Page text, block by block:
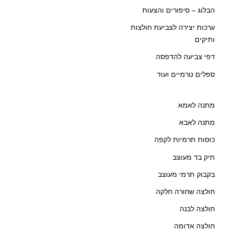
הבלוג – סיפורים והצעות
ערכות יצירה לצביעת חולצות
ותיקים
דפי צביעה להדפסה
ספלים טרמיים ועוד
מתנה לאמא
מתנה לאבא
כוסות תרמיות לקפה
תיק בד מעוצב
בקבוק תרמי מעוצב
חולצה שחורה חלקה
חולצה לבנה
חולצה אדומה